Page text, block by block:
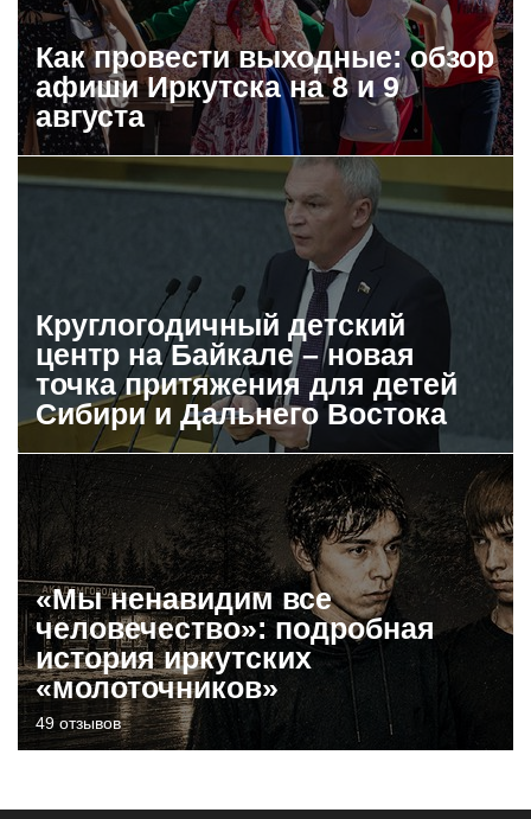
Как провести выходные: обзор
афиши Иркутска на 8 и 9
августа
Круглогодичный детский
центр на Байкале – новая
точка притяжения для детей
Сибири и Дальнего Востока
«Мы ненавидим все
человечество»: подробная
история иркутских
«молоточников»
49 отзывов